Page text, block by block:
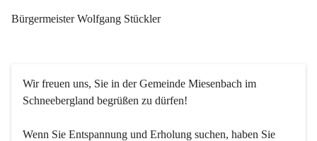
Bürgermeister Wolfgang Stückler
Wir freuen uns, Sie in der Gemeinde Miesenbach im
Schneebergland begrüßen zu dürfen!
Wenn Sie Entspannung und Erholung suchen, haben Sie